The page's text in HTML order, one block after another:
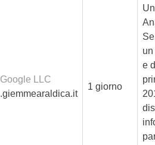
Google LLC
.giemmearaldica.it
1 giorno
e